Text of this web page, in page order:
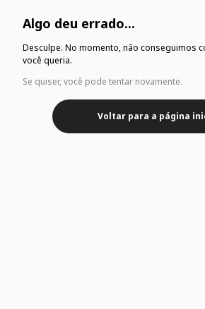
Algo deu errado...
Desculpe. No momento, não conseguimos
você queria.
Se quiser, você pode tentar novamente.
Voltar para a página